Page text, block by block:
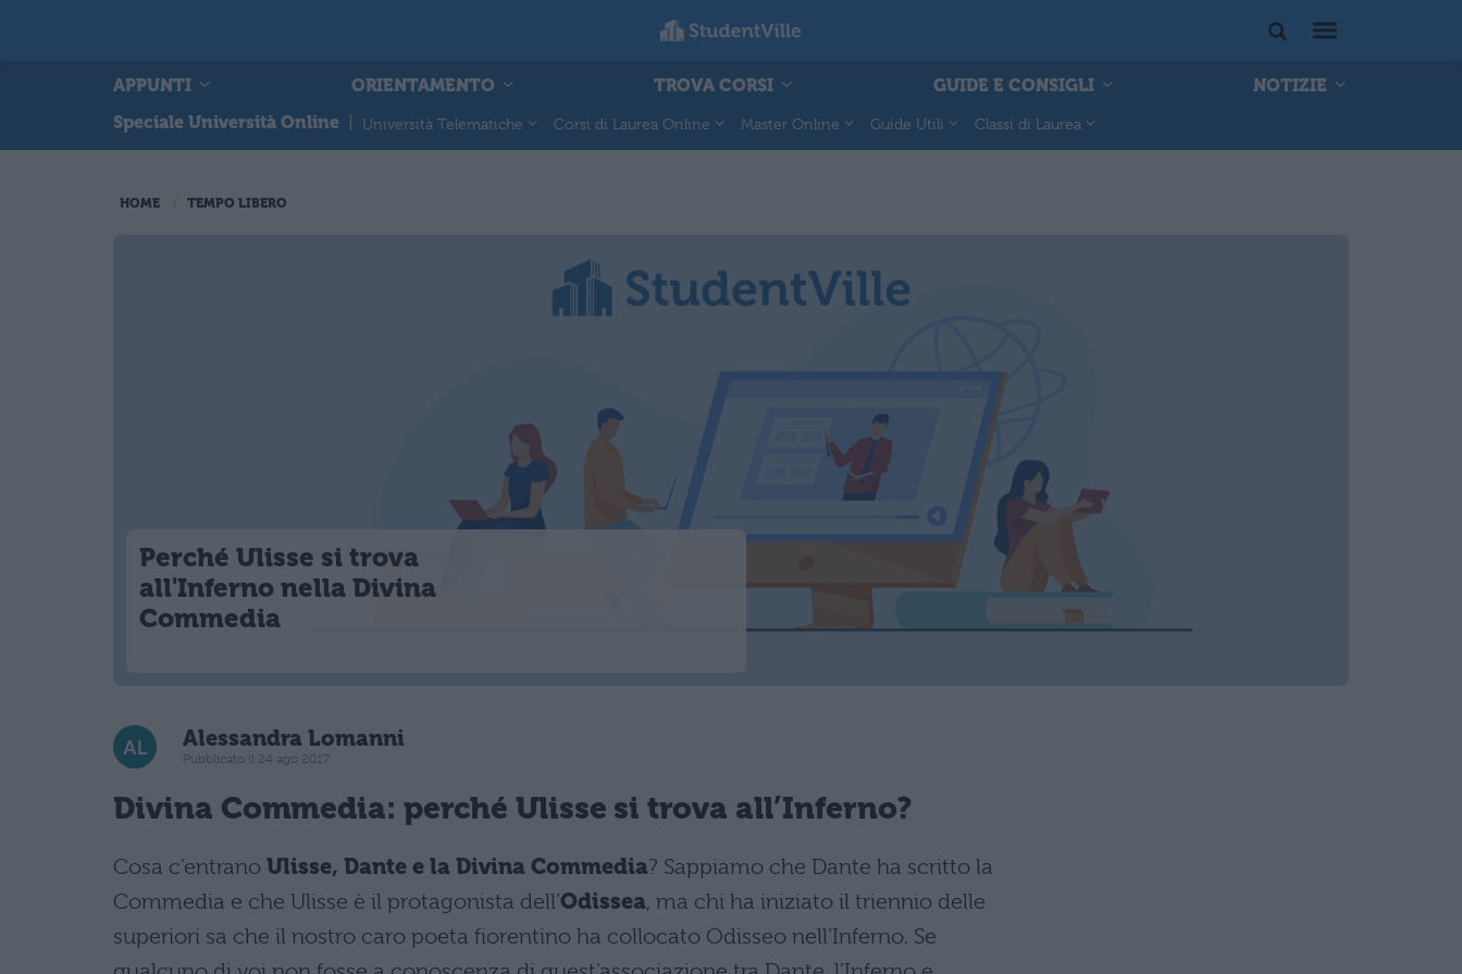
APPUNTI ORIENTAMENTO TROVA CORSI GUIDE E CONSIGLI
NOTIZIE
Speciale Università Online
Università Telematiche Corsi di Laurea Online Master Online Guide Utili Classi di Laurea
HOME TEMPO LIBERO
Perché Ulisse si trova
all'Inferno nella Divina
Commedia
Alessandra Lomanni
Pubblicato il 24 ago 2017
Divina Commedia: perché Ulisse si trova all’Inferno?
Cosa c’entrano Ulisse, Dante e la Divina Commedia? Sappiamo che Dante ha scritto la
Commedia e che Ulisse è il protagonista dell’Odissea, ma chi ha iniziato il triennio delle
superiori sa che il nostro caro poeta fiorentino ha collocato Odisseo nell’Inferno. Se